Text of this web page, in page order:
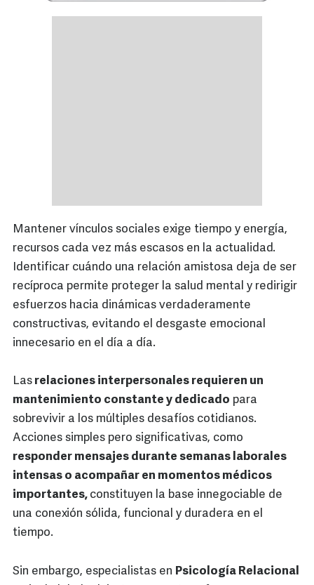
Mantener vínculos sociales exige tiempo y energía,
recursos cada vez más escasos en la actualidad.
Identificar cuándo una relación amistosa deja de ser
recíproca permite proteger la salud mental y redirigir
esfuerzos hacia dinámicas verdaderamente
constructivas, evitando el desgaste emocional
innecesario en el día a día.
Las relaciones interpersonales requieren un
mantenimiento constante y dedicado para
sobrevivir a los múltiples desafíos cotidianos.
Acciones simples pero significativas, como
responder mensajes durante semanas laborales
intensas o acompañar en momentos médicos
importantes, constituyen la base innegociable de
una conexión sólida, funcional y duradera en el
tiempo.
Sin embargo, especialistas en Psicología Relacional